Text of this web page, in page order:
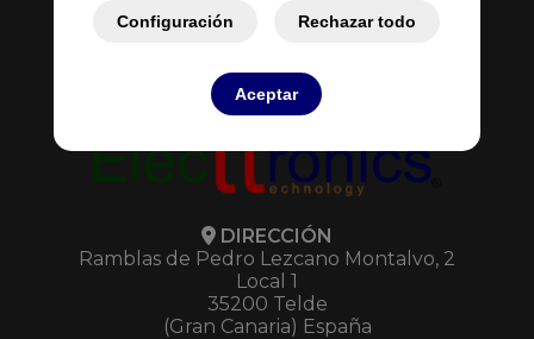
Configuración Rechazar todo
Aceptar
Mis Presupuestos
DIRECCIÓN
Ramblas de Pedro Lezcano Montalvo, 2
Local 1
35200 Telde
(Gran Canaria) España